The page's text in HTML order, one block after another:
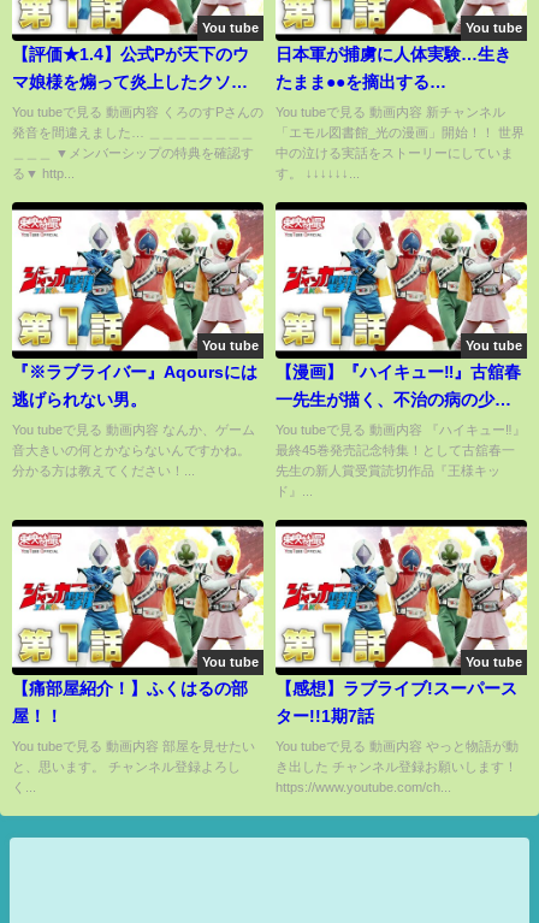
You tube
【評価★1.4】公式Pが天下のウ
マ娘様を煽って炎上したクソゲ
ー『ソネット・オブ・ウィザー
ド』
You tubeで見る 動画内容 くろのすPさんの
発音を間違えました… ＿＿＿＿＿＿＿＿
＿＿＿ ▼メンバーシップの特典を確認す
る▼ http...
You tube
日本軍が捕虜に人体実験…生き
たまま●●を摘出する…
You tubeで見る 動画内容 新チャンネル
「エモル図書館_光の漫画」開始！！ 世界
中の泣ける実話をストーリーにしていま
す。 ↓↓↓↓↓↓...
You tube
『※ラブライバー』Aqoursには
逃げられない男。
You tubeで見る 動画内容 なんか、ゲーム
音大きいの何とかならないんですかね。
分かる方は教えてください！...
You tube
【漫画】『ハイキュー‼』古舘春
一先生が描く、不治の病の少年
と空想の王様が紡ぐ物語。『王
様キッド』前編【ジャンプ/ボイ
スコミック】
You tubeで見る 動画内容 『ハイキュー‼』
最終45巻発売記念特集！として古舘春一
先生の新人賞受賞読切作品『王様キッ
ド』...
You tube
【痛部屋紹介！】ふくはるの部
屋！！
You tubeで見る 動画内容 部屋を見せたい
と、思います。 チャンネル登録よろし
く...
You tube
【感想】ラブライブ!スーパース
ター!!1期7話
You tubeで見る 動画内容 やっと物語が動
き出した チャンネル登録お願いします！
https://www.youtube.com/ch...